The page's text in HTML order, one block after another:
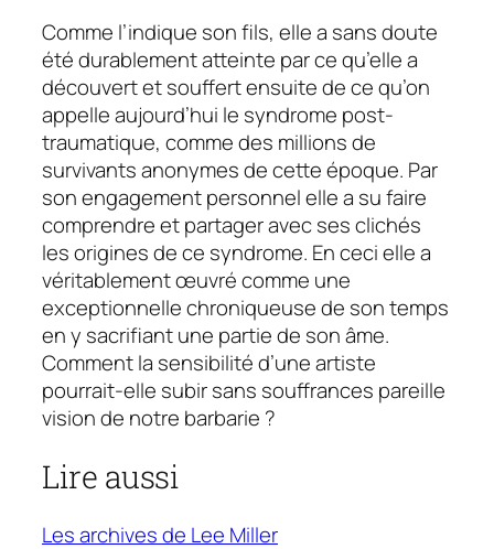
Comme l’indique son fils, elle a sans doute
été durablement atteinte par ce qu’elle a
découvert et souffert ensuite de ce qu’on
appelle aujourd’hui le syndrome post-
traumatique, comme des millions de
survivants anonymes de cette époque. Par
son engagement personnel elle a su faire
comprendre et partager avec ses clichés
les origines de ce syndrome. En ceci elle a
véritablement œuvré comme une
exceptionnelle chroniqueuse de son temps
en y sacrifiant une partie de son âme.
Comment la sensibilité d’une artiste
pourrait-elle subir sans souffrances pareille
vision de notre barbarie ?
Lire aussi
Les archives de Lee Miller